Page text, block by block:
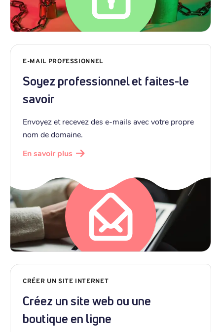
E-MAIL PROFESSIONNEL
Soyez professionnel et faites-le
savoir
Envoyez et recevez des e-mails avec votre propre
nom de domaine.
En savoir plus
CRÉER UN SITE INTERNET
Créez un site web ou une
boutique en ligne